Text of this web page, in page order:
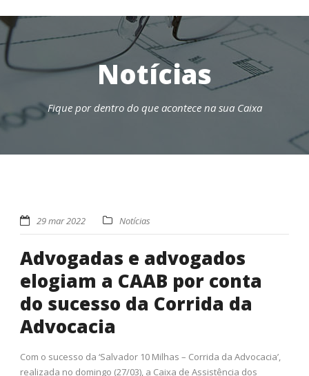
Notícias
Fique por dentro do que acontece na sua Caixa
29 mar 2022 Notícias
Advogadas e advogados
elogiam a CAAB por conta
do sucesso da Corrida da
Advocacia
Com o sucesso da ‘Salvador 10 Milhas – Corrida da Advocacia’,
realizada no domingo (27/03), a Caixa de Assistência dos